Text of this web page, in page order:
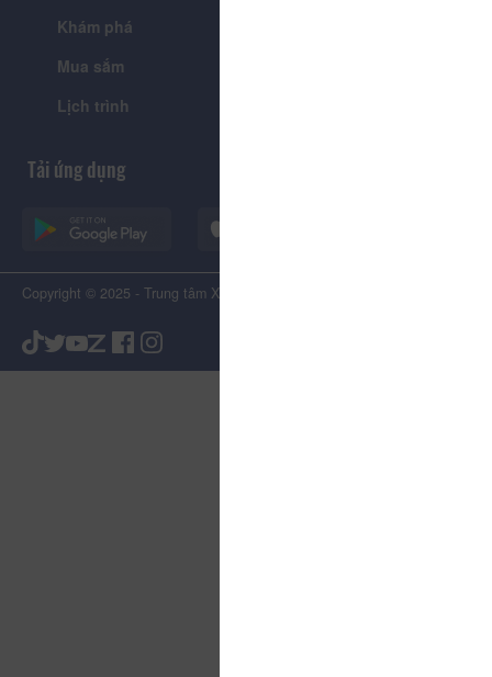
Khám phá
Mua sắm
Lịch trình
Tải ứng dụng
Copyright © 2025 - Trung tâm Xúc tiến Du lịch Tỉnh Lâm Đồng